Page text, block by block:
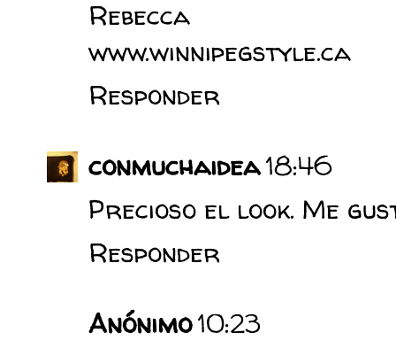
Rebecca
www.winnipegstyle.ca
Responder
conmuchaidea18:46
Precioso el look. Me
Responder
Anónimo10:23